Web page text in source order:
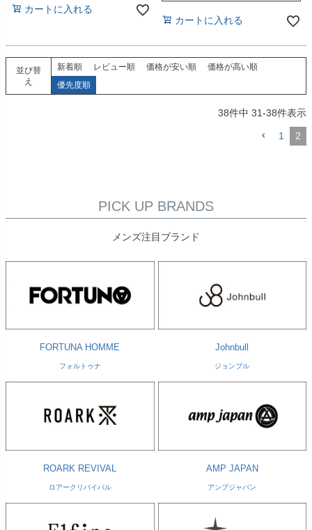
カートに入れる
カートに入れる
並び替
え
新着順 レビュー順 価格が安い順
価格が高い順
優先度順
38件中 31-38件表示
1 2
PICK UP BRANDS
メンズ注目ブランド
FORTUNA HOMME
フォルトゥナ
Johnbull
ジョンブル
ROARK REVIVAL
ロアークリバイバル
AMP JAPAN
アンプジャパン